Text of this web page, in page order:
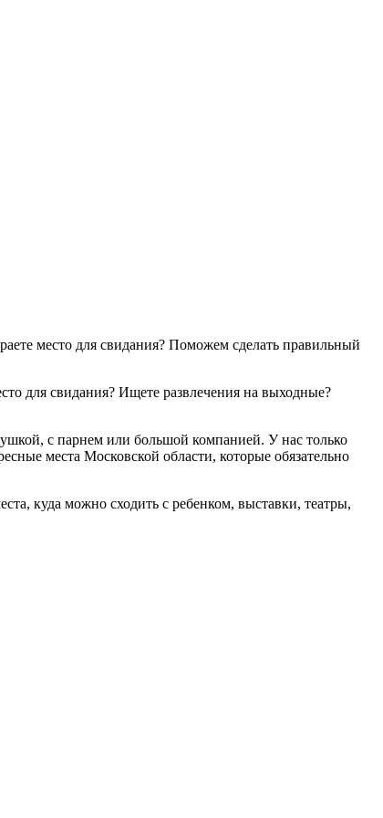
место для свидания? Поможем сделать правильный
для свидания? Ищете развлечения на выходные?
с парнем или большой компанией. У нас только
места Московской области, которые обязательно
куда можно сходить с ребенком, выставки, театры,